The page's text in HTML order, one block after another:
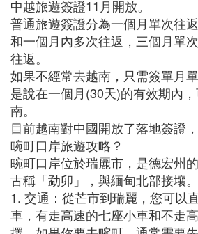
中越旅遊簽證11月開放。
普通旅遊簽證分為一個月單次往
和一個月內多次往返，三個月單
往返。
如果不經常去越南，只需簽單月
是說在一個月(30天)的有效期內
南。
目前越南對中國開放了落地簽證，
畹町口岸旅遊攻略？
畹町口岸位於瑞麗市，是德宏州
古稱「勐卯」，與緬甸北部接壤。
1. 交通：從芒市到瑞麗，您可以
車，有走高速的七座小車和不走